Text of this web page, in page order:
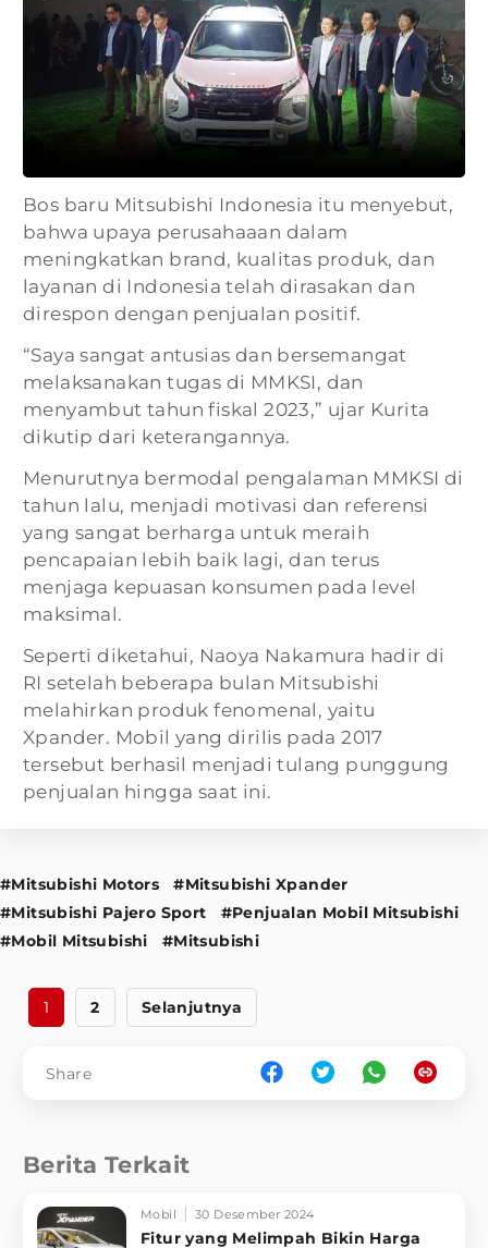
Bos baru Mitsubishi Indonesia itu menyebut,
bahwa upaya perusahaaan dalam
meningkatkan brand, kualitas produk, dan
layanan di Indonesia telah dirasakan dan
direspon dengan penjualan positif.
“Saya sangat antusias dan bersemangat
melaksanakan tugas di MMKSI, dan
menyambut tahun fiskal 2023,” ujar Kurita
dikutip dari keterangannya.
Menurutnya bermodal pengalaman MMKSI di
tahun lalu, menjadi motivasi dan referensi
yang sangat berharga untuk meraih
pencapaian lebih baik lagi, dan terus
menjaga kepuasan konsumen pada level
maksimal.
Seperti diketahui, Naoya Nakamura hadir di
RI setelah beberapa bulan Mitsubishi
melahirkan produk fenomenal, yaitu
Xpander. Mobil yang dirilis pada 2017
tersebut berhasil menjadi tulang punggung
penjualan hingga saat ini.
#Mitsubishi Motors
#Mitsubishi Xpander
#Mitsubishi Pajero Sport
#Penjualan Mobil Mitsubishi
#Mobil Mitsubishi
#Mitsubishi
1 2 Selanjutnya
Share
Berita Terkait
Mobil 30 Desember 2024
Fitur yang Melimpah Bikin Harga